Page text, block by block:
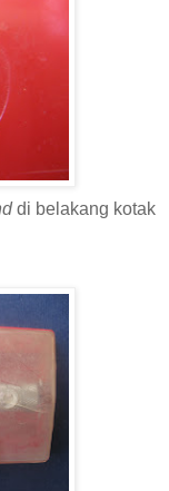
di belakang kotak